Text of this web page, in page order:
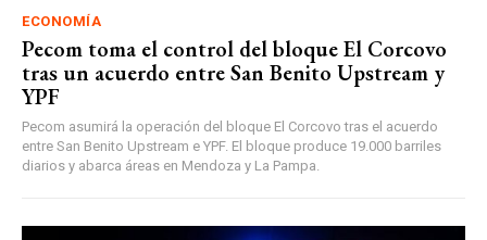
ECONOMÍA
Pecom toma el control del bloque El Corcovo
tras un acuerdo entre San Benito Upstream y
YPF
Pecom asumirá la operación del bloque El Corcovo tras el acuerdo
entre San Benito Upstream e YPF. El bloque produce 19.000 barriles
diarios y abarca áreas en Mendoza y La Pampa.